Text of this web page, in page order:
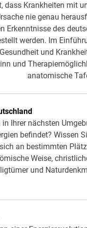
dass Krankheiten mit
nie genau
Erkenntnisse des
werden. Im
und
und
anatomische
Ihrer nächsten
befindet? Wissen
an bestimmten
Weise,
und